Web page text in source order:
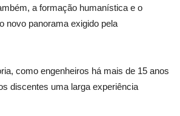
a formação humanística e o
novo panorama exigido pela
como engenheiros há mais de 15 anos
discentes uma larga experiência